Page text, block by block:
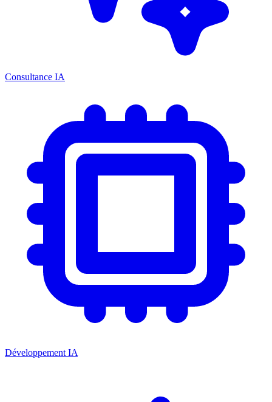
Consultance IA
Développement IA